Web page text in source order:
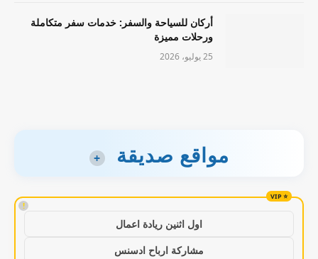
أركان للسياحة والسفر: خدمات سفر متكاملة
ورحلات مميزة
25 يوليو، 2026
مواقع صديقة +
!
اول اثنين ريادة اعمال
مشاركة ارباح ادسنس